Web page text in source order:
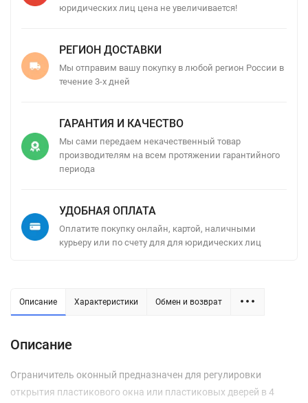
юридических лиц цена не увеличивается!
РЕГИОН ДОСТАВКИ
Мы отправим вашу покупку в любой регион России в
течение 3-х дней
ГАРАНТИЯ И КАЧЕСТВО
Мы сами передаем некачественный товар
производителям на всем протяжении гарантийного
периода
УДОБНАЯ ОПЛАТА
Оплатите покупку онлайн, картой, наличными
курьеру или по счету для для юридических лиц
Описание Характеристики Обмен и возврат
Описание
Ограничитель оконный предназначен для регулировки
открытия пластикового окна или пластиковых дверей в 4